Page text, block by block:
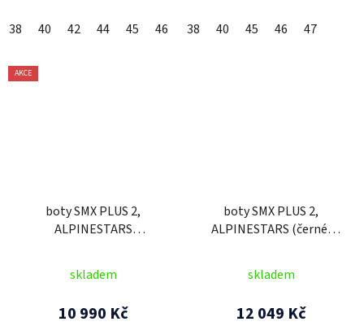
38 40 42 44 45 46 47 48
38 40 45 46 47
AKCE
boty SMX PLUS 2,
ALPINESTARS
skladem
10 990 Kč
boty SMX PLUS 2,
ALPINESTARS (černé)
skladem
12 049 Kč